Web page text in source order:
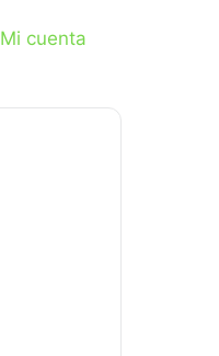
Mi cuenta